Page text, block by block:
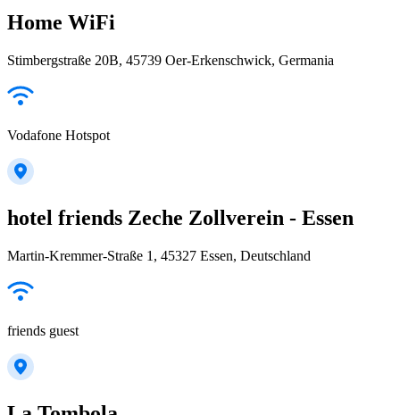
Home WiFi
Stimbergstraße 20B, 45739 Oer-Erkenschwick, Germania
Vodafone Hotspot
hotel friends Zeche Zollverein - Essen
Martin-Kremmer-Straße 1, 45327 Essen, Deutschland
friends guest